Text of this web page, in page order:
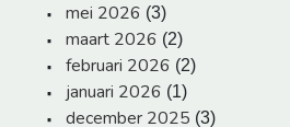
mei 2026 (3)
maart 2026 (2)
februari 2026 (2)
januari 2026 (1)
december 2025 (3)